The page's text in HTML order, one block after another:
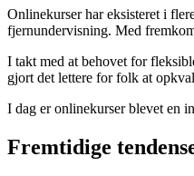
Onlinekurser har eksisteret i
fjernundervisning. Med
I takt med at behovet for
gjort det lettere for folk at
I dag er onlinekurser blevet en
Fremtidige